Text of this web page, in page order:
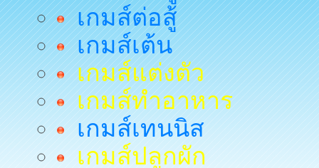
เกมส์ต่อสู้
เกมส์เต้น
เกมส์แต่งตัว
เกมส์ทำอาหาร
เกมส์เทนนิส
เกมส์ปลูกผัก